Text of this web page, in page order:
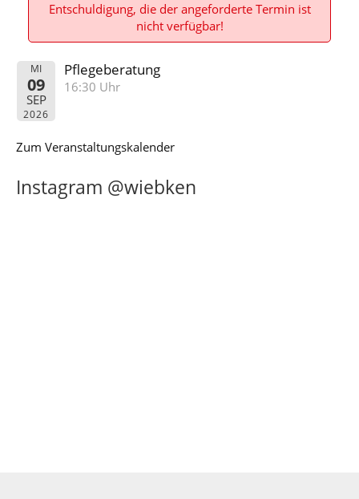
Entschuldigung, die der angeforderte Termin ist
nicht verfügbar!
MI
09
SEP
2026
Pflegeberatung
16:30 Uhr
Zum Veranstaltungskalender
Instagram @wiebken